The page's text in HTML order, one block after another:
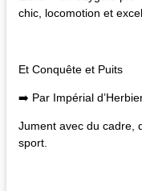
chic, locomotion et
Et Conquête et Puits
➡️ Par Impérial
Jument avec du cadre,
sport.